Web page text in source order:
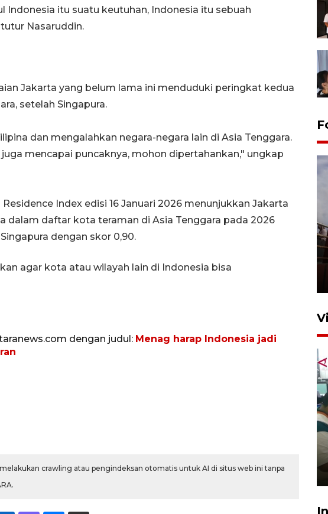
Indonesia itu suatu keutuhan, Indonesia itu sebuah
Nasaruddin.
Jakarta yang belum lama ini menduduki peringkat kedua
setelah Singapura.
dan mengalahkan negara-negara lain di Asia Tenggara.
mencapai puncaknya, mohon dipertahankan," ungkap
Index edisi 16 Januari 2026 menunjukkan Jakarta
dalam daftar kota teraman di Asia Tenggara pada 2026
dengan skor 0,90.
agar kota atau wilayah lain di Indonesia bisa
dengan judul: Menag harap Indonesia jadi
crawling atau pengindeksan otomatis untuk AI di situs web ini tanpa
Pasar Higienis
23 Juli 2026 14:28